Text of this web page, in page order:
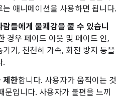
애니메이션을 사용하면 됩니다.
들에게 불쾌감을 줄 수 있습니
경우 페이드 아웃 및 페이드 인,
기, 천천히 가속, 회전 방지 등을
.
제한합니다. 사용자가 움직이는 것
문입니다. 사용자가 불편을 느끼